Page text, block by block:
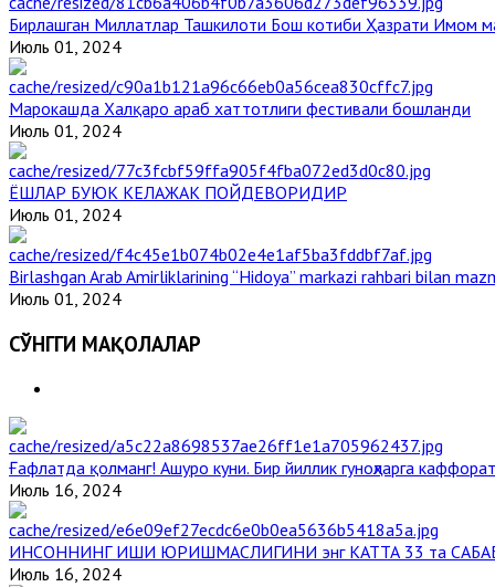
Бирлашган Миллатлар Ташкилоти Бош котиби Ҳазрати Имом
Июль 01, 2024
Марокашда Халқаро араб хаттотлиги фестивали бошланди
Июль 01, 2024
ЁШЛАР БУЮК КЕЛАЖАК ПОЙДЕВОРИДИР
Июль 01, 2024
Birlashgan Arab Amirliklarining “Hidoya” markazi rahbari bilan
Июль 01, 2024
СЎНГГИ МАҚОЛАЛАР
Ғафлатда қолманг! Ашуро куни. Бир йиллик гуноҳларга
Июль 16, 2024
ИНСОННИНГ ИШИ ЮРИШМАСЛИГИНИ энг КАТТА 33 та
Июль 16, 2024